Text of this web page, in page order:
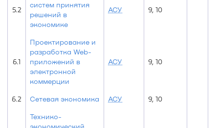
5.2
систем принятия
решений в
экономике
АСУ 9, 10
6.1
Проектирование и
разработка Web-
приложений в
электронной
коммерции
АСУ 9, 10
6.2 Сетевая экономика АСУ 9, 10
Технико-
экономический